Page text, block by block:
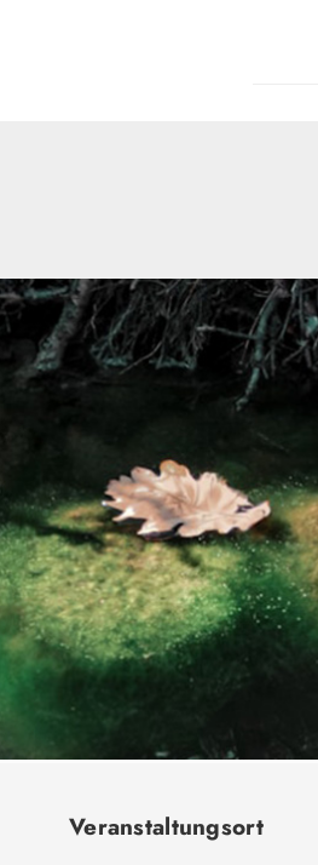
Veranstaltungsort